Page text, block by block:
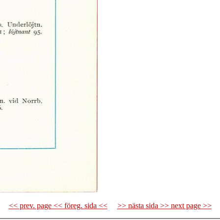
<< prev. page << föreg. sida << >> nästa sida >> next page >>